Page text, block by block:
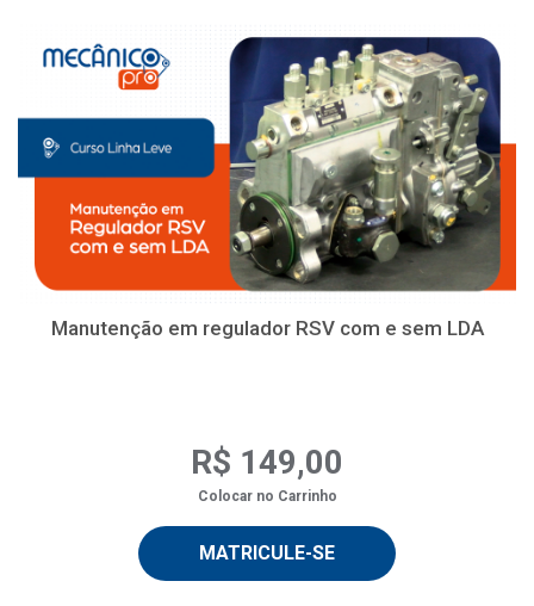
Manutenção em regulador RSV com e sem LDA
R$ 149,00
Colocar no Carrinho
MATRICULE-SE